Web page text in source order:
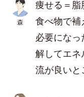
森
痩せる＝脂
食べ物で補
必要にな
解してエネ
流が良いと